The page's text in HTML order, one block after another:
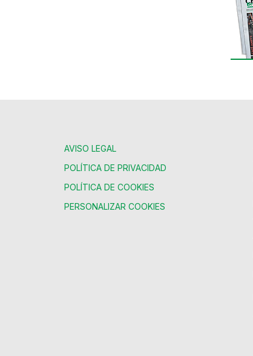
AVISO LEGAL
POLÍTICA DE PRIVACIDAD
POLÍTICA DE COOKIES
PERSONALIZAR COOKIES